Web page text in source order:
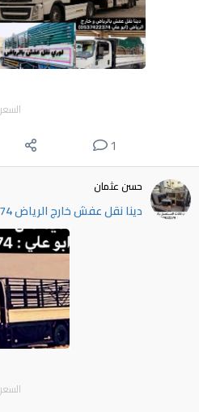
السعر
1
حسن عثمان
دينا نقل عفش خارج الرياض 0537422374
السعر